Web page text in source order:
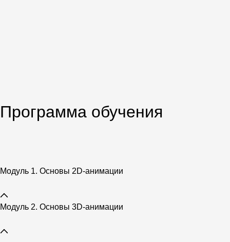
Программа обучения
Модуль 1. Основы 2D-анимации
Модуль 2. Основы 3D-анимации